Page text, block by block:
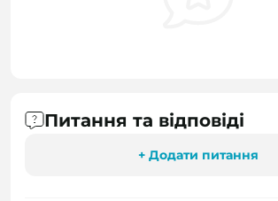
Питання та відповіді
+ Додати питання